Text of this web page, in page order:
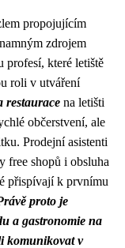
propojujícím
zdrojem
profesí, které letiště
roli v utváření
restaurace na letišti
občerstvení, ale
Prodejní asistenti
free shopů i obsluha
přispívají k prvnímu
proto je
a gastronomie na
komunikovat v